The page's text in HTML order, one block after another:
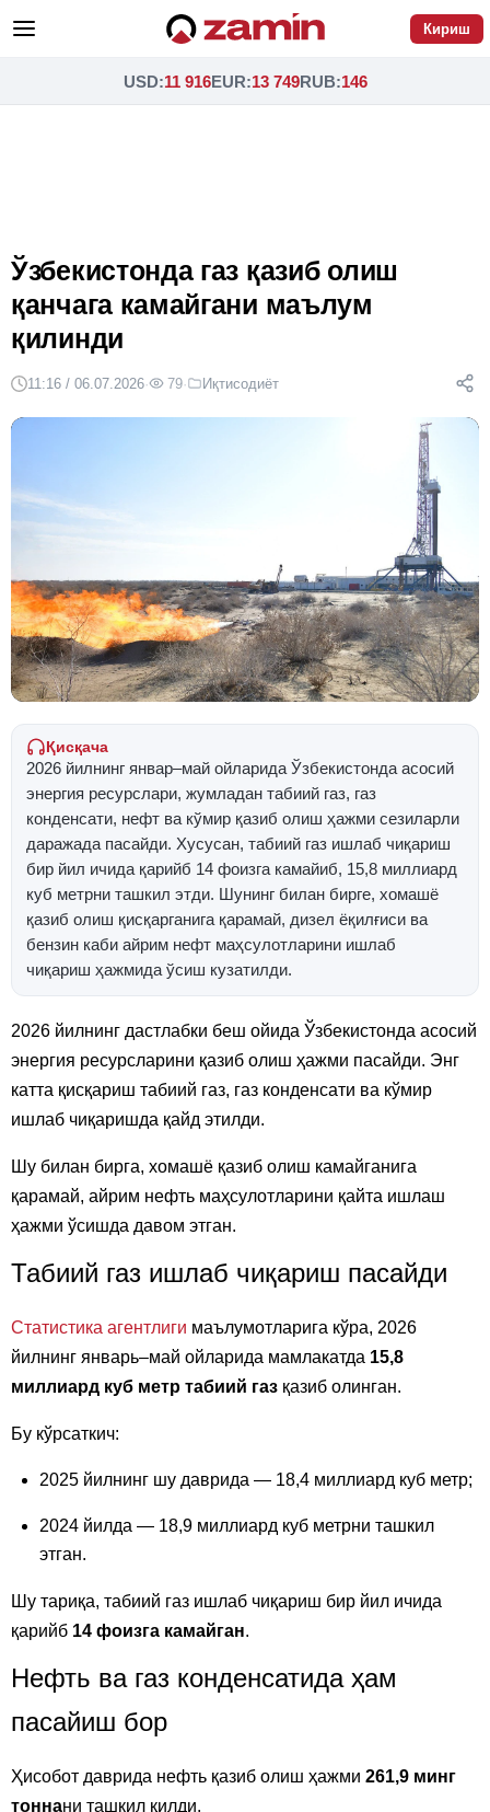
Кириш
USD:11 916EUR:13 749RUB:146
Ўзбекистонда газ қазиб олиш
қанчага камайгани маълум
қилинди
11:16 / 06.07.2026· 79· Иқтисодиёт
Қисқача
2026 йилнинг январ–май ойларида Ўзбекистонда асосий
энергия ресурслари, жумладан табиий газ, газ
конденсати, нефт ва кўмир қазиб олиш ҳажми сезиларли
даражада пасайди. Хусусан, табиий газ ишлаб чиқариш
бир йил ичида қарийб 14 фоизга камайиб, 15,8 миллиард
куб метрни ташкил этди. Шунинг билан бирге, хомашё
қазиб олиш қисқарганига қарамай, дизел ёқилғиси ва
бензин каби айрим нефт маҳсулотларини ишлаб
чиқариш ҳажмида ўсиш кузатилди.
2026 йилнинг дастлабки беш ойида Ўзбекистонда асосий
энергия ресурсларини қазиб олиш ҳажми пасайди. Энг
катта қисқариш табиий газ, газ конденсати ва кўмир
ишлаб чиқаришда қайд этилди.
Шу билан бирга, хомашё қазиб олиш камайганига
қарамай, айрим нефть маҳсулотларини қайта ишлаш
ҳажми ўсишда давом этган.
Табиий газ ишлаб чиқариш пасайди
Статистика агентлиги маълумотларига кўра, 2026
йилнинг январь–май ойларида мамлакатда 15,8
миллиард куб метр табиий газ қазиб олинган.
Бу кўрсаткич:
2025 йилнинг шу даврида — 18,4 миллиард куб метр;
2024 йилда — 18,9 миллиард куб метрни ташкил
этган.
Шу тариқа, табиий газ ишлаб чиқариш бир йил ичида
қарийб 14 фоизга камайган.
Нефть ва газ конденсатида ҳам
пасайиш бор
Ҳисобот даврида нефть қазиб олиш ҳажми 261,9 минг
тоннани ташкил қилди.